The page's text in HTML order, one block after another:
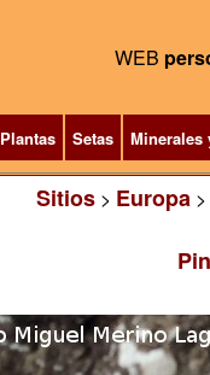
WEB
Plantas Setas Minerales
Sitios> Europa>